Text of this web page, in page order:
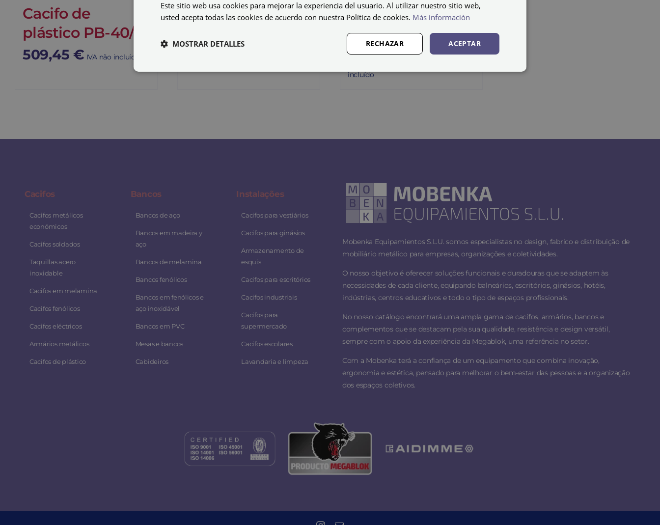
Cacifo de
plástico PB-40/1
509,45 € IVA não incluído
Cacifo de
Cacifo de
plástico PB-40/3
1.400,50€
IVA não
incluído
Cacifos
Cacifos metálicos
económicos
Cacifos soldados
Taquillas acero
inoxidable
Cacifos em melamina
Cacifos fenólicos
Cacifos eléctricos
Armários metálicos
Cacifos de plástico
Bancos
Bancos de aço
Bancos em madeira y
aço
Bancos de melamina
Bancos fenólicos
Bancos em fenólicos e
aço inoxidável
Bancos em PVC
Mesas e bancos
Cabideiros
Instalações
Cacifos para vestiários
Cacifos para ginásios
Armazenamento de
esquis
Cacifos para escritórios
Cacifos industriais
Cacifos para
supermercado
Cacifos escolares
Lavandaria e limpeza
Mobenka Equipamientos S.L.U. somos especialistas no design, fabrico e distribuição de
mobiliário metálico para empresas, organizações e coletividades.
O nosso objetivo é oferecer soluções funcionais e duradouras que se adaptem às
necessidades de cada cliente, equipando balneários, escritórios, ginásios, hotéis,
indústrias, centros educativos e todo o tipo de espaços profissionais.
No nosso catálogo encontrará uma ampla gama de cacifos, armários, bancos e
complementos que se destacam pela sua qualidade, resistência e design versátil,
sempre com o apoio da experiência da Megablok, uma referência no setor.
Com a Mobenka terá a confiança de um equipamento que combina inovação,
ergonomia e estética, pensado para melhorar o bem-estar das pessoas e a organização
dos espaços coletivos.
Este sitio web usa cookies para mejorar la experiencia del usuario. Al utilizar nuestro sitio web,
usted acepta todas las cookies de acuerdo con nuestra Política de cookies. Más información
ACEPTAR
RECHAZAR
MOSTRAR DETALLES